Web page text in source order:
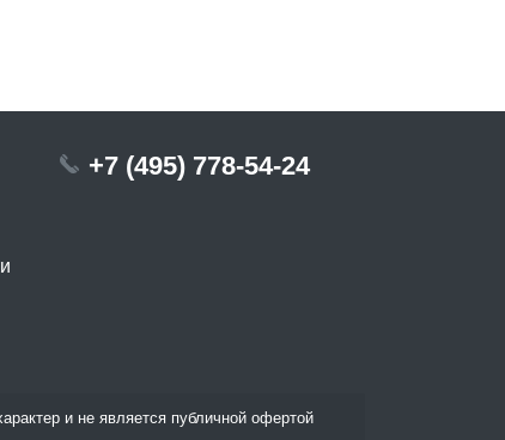
+7 (495) 778-54-24
и не является публичной офертой